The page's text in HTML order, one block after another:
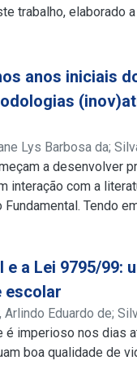
acadêmicos que
qualitativa.
suma importância,
na
trabalho, elaborado
processos
processo de
os desafios e
educação digna
forma diferente de
transformem
estudantes.
anos iniciais
Lys Barbosa da;
;http://
a desenvolver
interação com a
Tendo
As reflexões
no sentido de
livros e objetos
literária nos
conexões com
e a Lei 9795/99:
escolar
Arlindo Eduardo de;
;http://
é imperioso nos dias
boa qualidade de